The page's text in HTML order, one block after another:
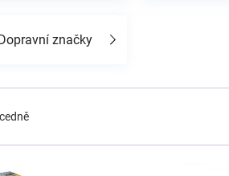
značky